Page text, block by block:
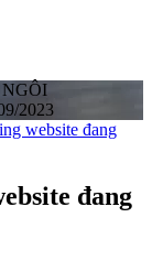
NGÔI
2023
website đang
đang